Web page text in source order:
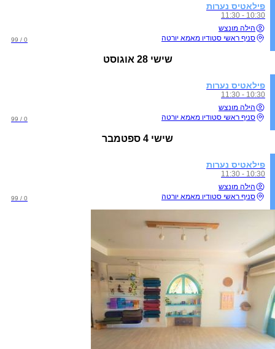
פילאטיס נערות
10:30 - 11:30
הילה מונצש
סניף ראשי סטודיו מאמא יורטה
0 / 99
שישי 28 אוגוסט
פילאטיס נערות
10:30 - 11:30
הילה מונצש
סניף ראשי סטודיו מאמא יורטה
0 / 99
שישי 4 ספטמבר
פילאטיס נערות
10:30 - 11:30
הילה מונצש
סניף ראשי סטודיו מאמא יורטה
0 / 99